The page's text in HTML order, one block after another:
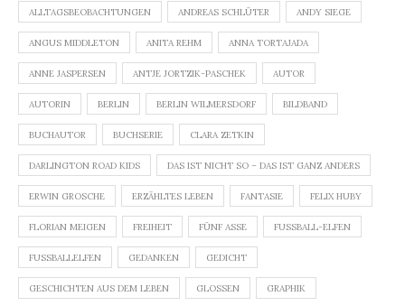
ALLTAGSBEOBACHTUNGEN ANDREAS SCHLÜTER ANDY SIEGE
ANGUS MIDDLETON ANITA REHM ANNA TORTAJADA
ANNE JASPERSEN ANTJE JORTZIK-PASCHEK AUTOR
AUTORIN BERLIN BERLIN WILMERSDORF BILDBAND
BUCHAUTOR BUCHSERIE CLARA ZETKIN
DARLINGTON ROAD KIDS DAS IST NICHT SO – DAS IST GANZ ANDERS
ERWIN GROSCHE ERZÄHLTES LEBEN FANTASIE FELIX HUBY
FLORIAN MEIGEN FREIHEIT FÜNF ASSE FUSSBALL-ELFEN
FUSSBALLELFEN GEDANKEN GEDICHT
GESCHICHTEN AUS DEM LEBEN GLOSSEN GRAPHIK